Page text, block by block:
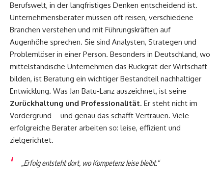
Berufswelt, in der langfristiges Denken entscheidend ist.
Unternehmensberater müssen oft reisen, verschiedene
Branchen verstehen und mit Führungskräften auf
Augenhöhe sprechen. Sie sind Analysten, Strategen und
Problemlöser in einer Person. Besonders in Deutschland, wo
mittelständische Unternehmen das Rückgrat der Wirtschaft
bilden, ist Beratung ein wichtiger Bestandteil nachhaltiger
Entwicklung. Was Jan Batu-Lanz auszeichnet, ist seine
Zurückhaltung und Professionalität. Er steht nicht im
Vordergrund – und genau das schafft Vertrauen. Viele
erfolgreiche Berater arbeiten so: leise, effizient und
zielgerichtet.
„Erfolg entsteht dort, wo Kompetenz leise bleibt.“